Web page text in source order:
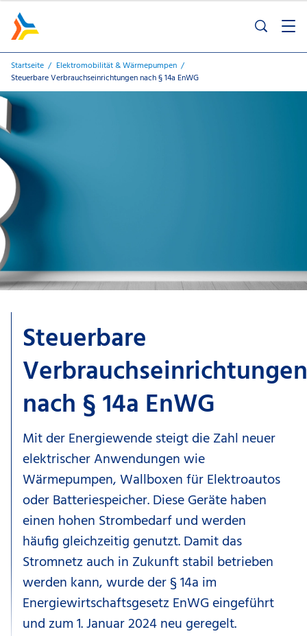
Startseite
Elektromobilität & Wärmepumpen
Steuerbare Verbrauchseinrichtungen nach § 14a EnWG
Steuerbare
Verbrauchseinrichtungen
nach § 14a EnWG
Mit der Energiewende steigt die Zahl neuer
elektrischer Anwendungen wie
Wärmepumpen, Wallboxen für Elektroautos
oder Batteriespeicher. Diese Geräte haben
einen hohen Strombedarf und werden
häufig gleichzeitig genutzt. Damit das
Stromnetz auch in Zukunft stabil betrieben
werden kann, wurde der § 14a im
Energiewirtschaftsgesetz EnWG eingeführt
und zum 1. Januar 2024 neu geregelt.